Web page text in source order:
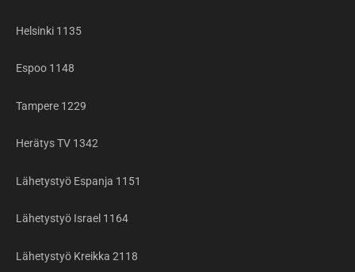
Helsinki 1135
Espoo 1148
Tampere 1229
Herätys TV 1342
Lähetystyö Espanja 1151
Lähetystyö Israel 1164
Lähetystyö Kreikka 2118